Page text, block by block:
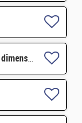
Ingénieur simulation de procédés pour un dimensionnement industriel H/F